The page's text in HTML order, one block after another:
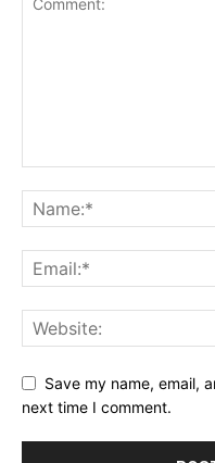
Save my name, email,
next time I comment.